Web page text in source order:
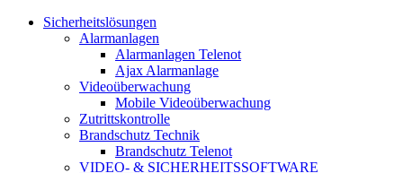
Sicherheitslösungen
Alarmanlagen
Alarmanlagen Telenot
Ajax Alarmanlage
Videoüberwachung
Mobile Videoüberwachung
Zutrittskontrolle
Brandschutz Technik
Brandschutz Telenot
VIDEO- & SICHERHEITSSOFTWARE